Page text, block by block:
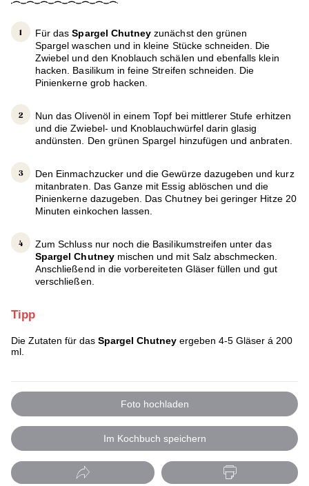
Für dasSpargel Chutney zunächst den grünen
Spargel waschen und in kleine Stücke schneiden. Die
Zwiebel und den Knoblauch schälen und ebenfalls klein
hacken. Basilikum in feine Streifen schneiden. Die
Pinienkerne grob hacken.
Nun das Olivenöl in einem Topf bei mittlerer Stufe erhitzen
und die Zwiebel- und Knoblauchwürfel darin glasig
andünsten. Den grünen Spargel hinzufügen und anbraten.
Den Einmachzucker und die Gewürze dazugeben und kurz
mitanbraten. Das Ganze mit Essig ablöschen und die
Pinienkerne dazugeben. Das Chutney bei geringer Hitze 20
Minuten einkochen lassen.
Zum Schluss nur noch die Basilikumstreifen unter das
Spargel Chutneymischen und mit Salz abschmecken.
Anschließend in die vorbereiteten Gläser füllen und gut
verschließen.
Tipp
Die Zutaten für das Spargel Chutney ergeben 4-5 Gläser á 200
ml.
Foto hochladen
Im Kochbuch speichern